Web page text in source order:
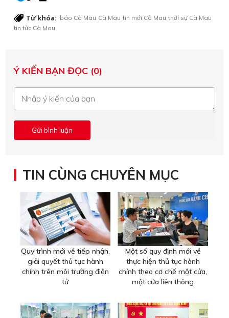
Từ khóa: báo Cà Mau Cà Mau tin mới Cà Mau thời sự Cà Mau
tin tức Cà Mau
Ý KIẾN BẠN ĐỌC (0)
TIN CÙNG CHUYÊN MỤC
Quy trình mới về tiếp nhận,
giải quyết thủ tục hành
chính trên môi trường điện
tử
Một số quy định mới về
thực hiện thủ tục hành
chính theo cơ chế một cửa,
một cửa liên thông